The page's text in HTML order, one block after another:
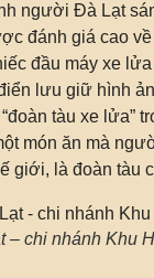
người Đà Lạt
đánh giá cao
đầu máy xe
lưu giữ hình
tàu xe lửa”
món ăn mà
giới, là đoàn tàu
– chi nhánh Khu